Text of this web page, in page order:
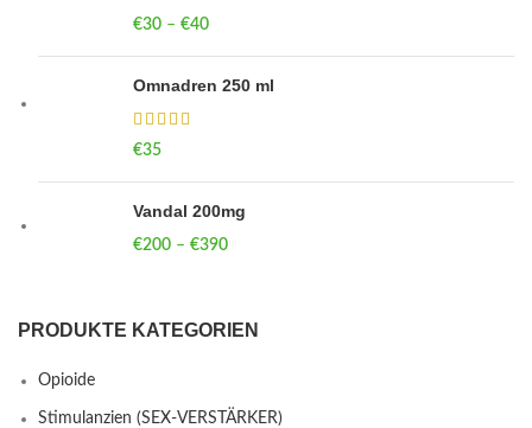
€30 – €40
Omnadren 250 ml
€35
Vandal 200mg
€200 – €390
PRODUKTE KATEGORIEN
Opioide
Stimulanzien (SEX-VERSTÄRKER)